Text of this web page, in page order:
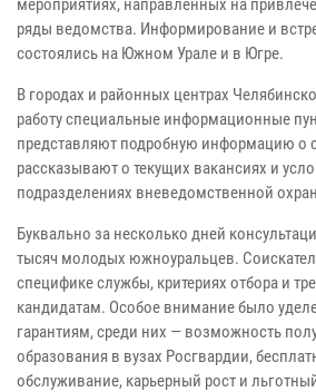
мероприятиях, направленных на
ряды ведомства. Информирование и
состоялись на Южном Урале и в Югре.
В городах и районных центрах
работу специальные информационные
представляют подробную информацию о
рассказывают о текущих вакансиях и
подразделениях вневедомственной
Буквально за несколько дней
тысяч молодых южноуральцев.
специфике службы, критериях отбора и
кандидатам. Особое внимание было
гарантиям, среди них — возможность
образования в вузах Росгвардии,
обслуживание, карьерный рост и